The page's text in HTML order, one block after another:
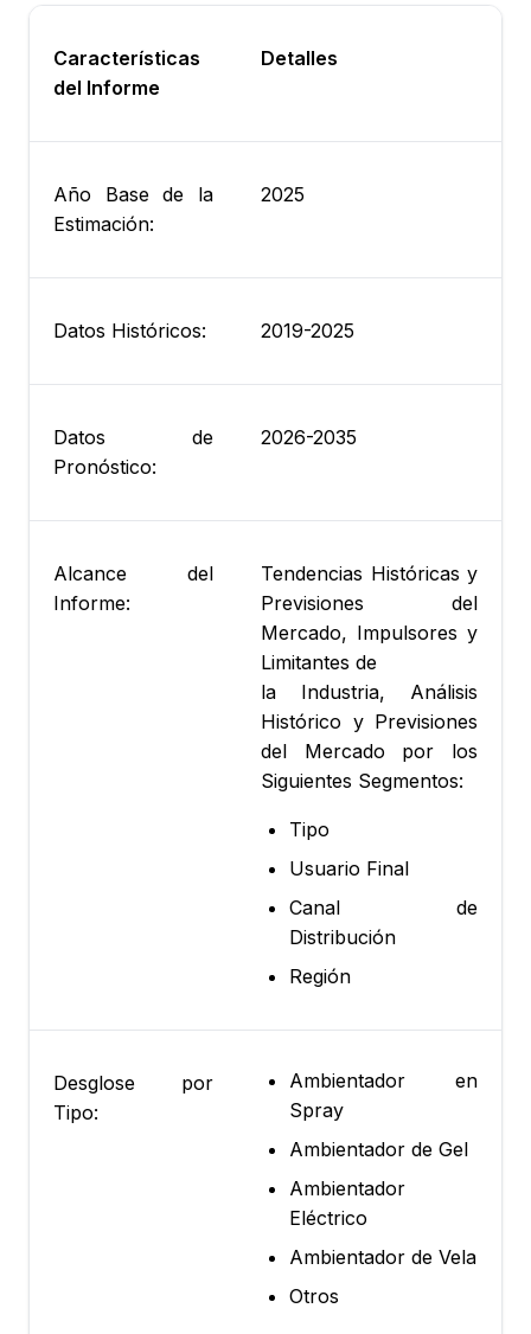
Características
del Informe
Detalles
Año Base de la
Estimación:
2025
Datos Históricos: 2019-2025
Datos de
Pronóstico:
2026-2035
Alcance del
Informe:
Tendencias Históricas y
Previsiones del
Mercado, Impulsores y
Limitantes de
la Industria, Análisis
Histórico y Previsiones
del Mercado por los
Siguientes Segmentos:
Tipo
Usuario Final
Canal de
Distribución
Región
Desglose por
Tipo:
Ambientador en
Spray
Ambientador de Gel
Ambientador
Eléctrico
Ambientador de Vela
Otros